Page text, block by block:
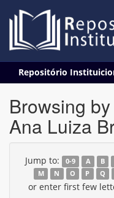
navigation
Repositório
Browsing
Ana Luiza
Jump to: 0-9 A B
M
N O P Q
or enter first few